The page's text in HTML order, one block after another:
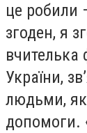
це робили
згоден, я
вчителька
України,
людьми,
допомоги.